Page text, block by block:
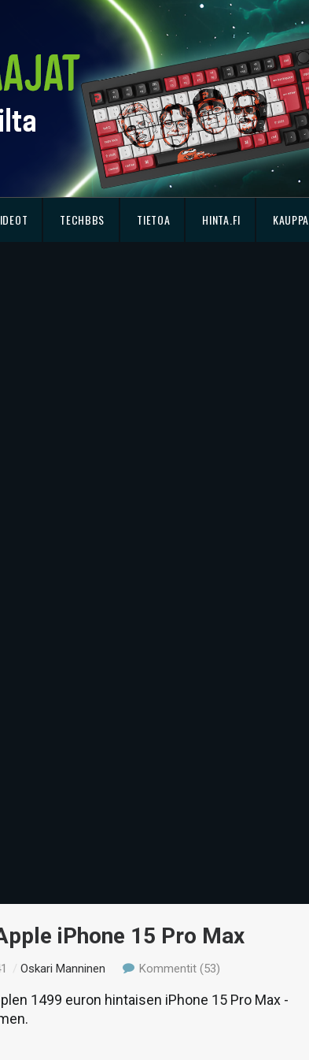
TECHBBS TIETOA HINTA.FI KAUPPA
iPhone 15 Pro Max
/Oskari Manninen Kommentit (53)
1499 euron hintaisen iPhone 15 Pro Max -